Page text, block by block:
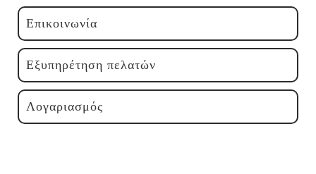
Επικοινωνία
Εξυπηρέτηση πελατών
Λογαριασμός